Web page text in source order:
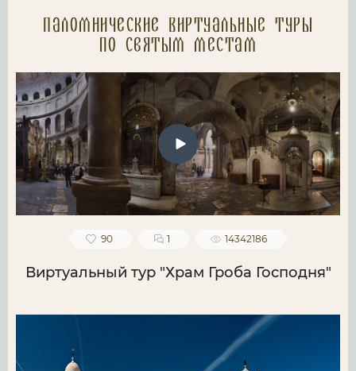
Паломнические Виртуальные туры
по святым местам
90 1 14342186
Виртуальный тур "Храм Гроба Господня"